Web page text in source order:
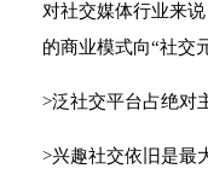
对社交媒体行业来
的商业模式向“社交
>泛社交平台占绝对
>兴趣社交依旧是最